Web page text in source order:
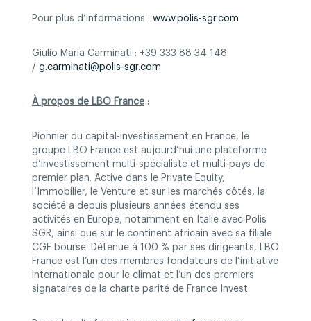
Pour plus d’informations : www.polis-sgr.com
Giulio Maria Carminati : +39 333 88 34 148
/ g.carminati@polis-sgr.com
À propos de LBO France :
Pionnier du capital-investissement en France, le
groupe LBO France est aujourd’hui une plateforme
d’investissement multi-spécialiste et multi-pays de
premier plan. Active dans le Private Equity,
l’Immobilier, le Venture et sur les marchés côtés, la
société a depuis plusieurs années étendu ses
activités en Europe, notamment en Italie avec Polis
SGR, ainsi que sur le continent africain avec sa filiale
CGF bourse. Détenue à 100 % par ses dirigeants, LBO
France est l’un des membres fondateurs de l’initiative
internationale pour le climat et l’un des premiers
signataires de la charte parité de France Invest.